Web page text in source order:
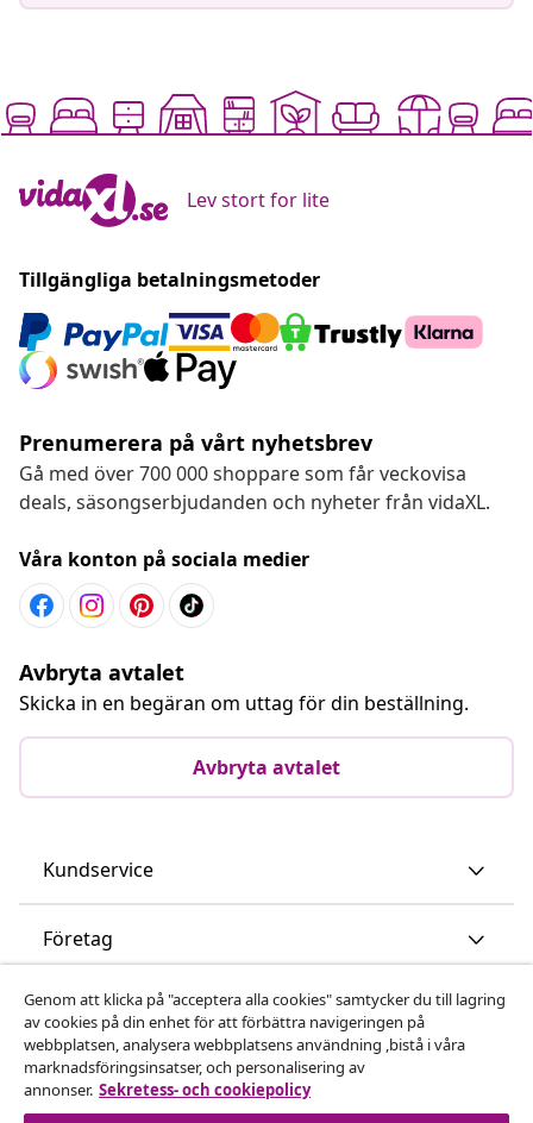
Lev stort for lite
Tillgängliga betalningsmetoder
Prenumerera på vårt nyhetsbrev
Gå med över 700 000 shoppare som får veckovisa
deals, säsongserbjudanden och nyheter från vidaXL.
Våra konton på sociala medier
Avbryta avtalet
Skicka in en begäran om uttag för din beställning.
Avbryta avtalet
Kundservice
Företag
vidaXL
Upptäck mer
Genom att klicka på "acceptera alla cookies" samtycker du till lagring
av cookies på din enhet för att förbättra navigeringen på
webbplatsen, analysera webbplatsens användning ,bistå i våra
marknadsföringsinsatser, och personalisering av
annonser. Sekretess- och cookiepolicy